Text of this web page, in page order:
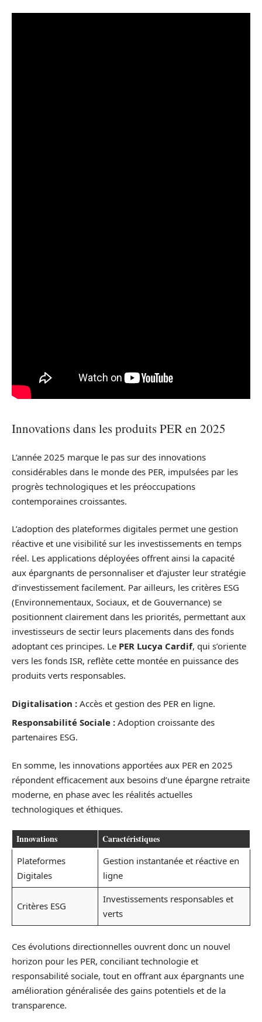
Innovations dans les produits PER en 2025
L’année 2025 marque le pas sur des innovations
considérables dans le monde des PER, impulsées par les
progrès technologiques et les préoccupations
contemporaines croissantes.
L’adoption des plateformes digitales permet une gestion
réactive et une visibilité sur les investissements en temps
réel. Les applications déployées offrent ainsi la capacité
aux épargnants de personnaliser et d’ajuster leur stratégie
d’investissement facilement. Par ailleurs, les critères ESG
(Environnementaux, Sociaux, et de Gouvernance) se
positionnent clairement dans les priorités, permettant aux
investisseurs de sectir leurs placements dans des fonds
adoptant ces principes. Le PER Lucya Cardif, qui s’oriente
vers les fonds ISR, reflète cette montée en puissance des
produits verts responsables.
Digitalisation : Accès et gestion des PER en ligne.
Responsabilité Sociale : Adoption croissante des
partenaires ESG.
En somme, les innovations apportées aux PER en 2025
répondent efficacement aux besoins d’une épargne retraite
moderne, en phase avec les réalités actuelles
technologiques et éthiques.
Innovations Caractéristiques
Plateformes
Digitales
Gestion instantanée et réactive en
ligne
Critères ESG
Investissements responsables et
verts
Ces évolutions directionnelles ouvrent donc un nouvel
horizon pour les PER, conciliant technologie et
responsabilité sociale, tout en offrant aux épargnants une
amélioration généralisée des gains potentiels et de la
transparence.